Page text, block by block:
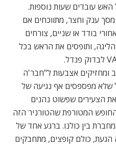
עובדים שעות נוספות.
ענק וחצר, מתווכחים אם
בודד או שניים, צורחים
ותופסים את הראש בכל
ומחזיקים אצבעות ל"חבר'ה
שלא מפספסים אף נגיעה של
הצעירים שפשוט נהנים
החופש המטורפת שהטורניר הזה
בין כולנו. ברגע אחד של
מאיפה הגעת, כולם קופצים, מתחבקים